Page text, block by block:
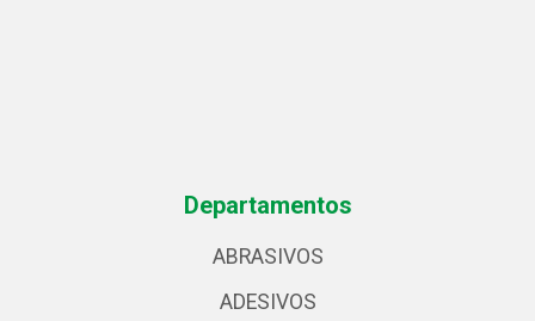
Departamentos
ABRASIVOS
ADESIVOS